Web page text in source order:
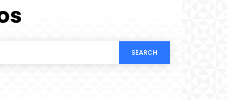
SEARCH